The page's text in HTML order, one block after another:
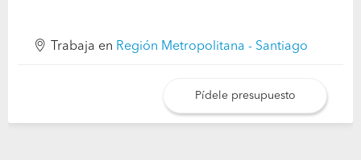
Trabaja en Región Metropolitana - Santiago
Pídele presupuesto